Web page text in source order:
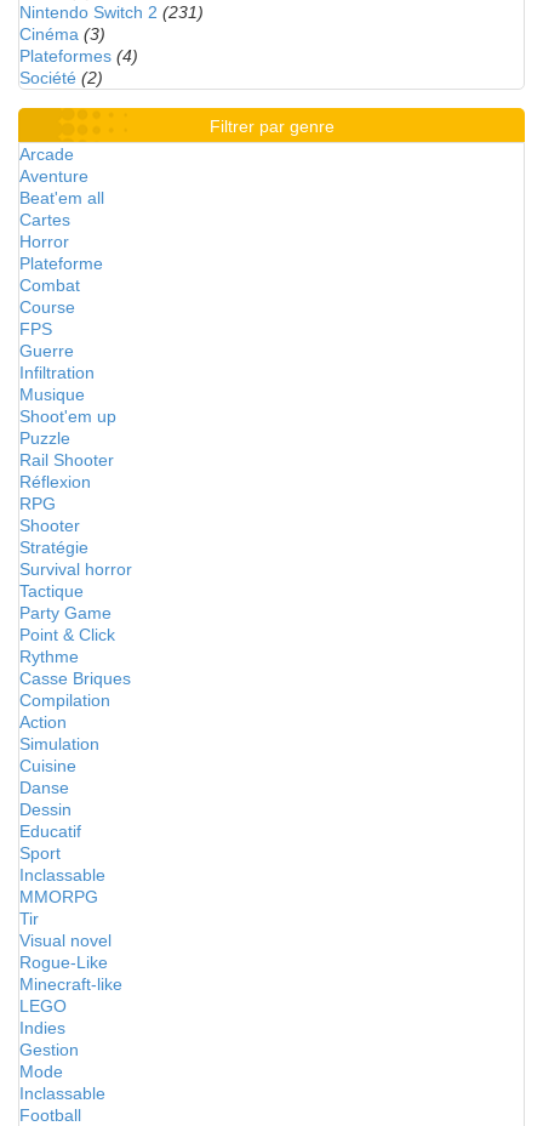
Nintendo Switch 2 (231)
Cinéma (3)
Plateformes (4)
Société (2)
Filtrer par genre
Arcade
Aventure
Beat'em all
Cartes
Horror
Plateforme
Combat
Course
FPS
Guerre
Infiltration
Musique
Shoot'em up
Puzzle
Rail Shooter
Réflexion
RPG
Shooter
Stratégie
Survival horror
Tactique
Party Game
Point & Click
Rythme
Casse Briques
Compilation
Action
Simulation
Cuisine
Danse
Dessin
Educatif
Sport
Inclassable
MMORPG
Tir
Visual novel
Rogue-Like
Minecraft-like
LEGO
Indies
Gestion
Mode
Inclassable
Football